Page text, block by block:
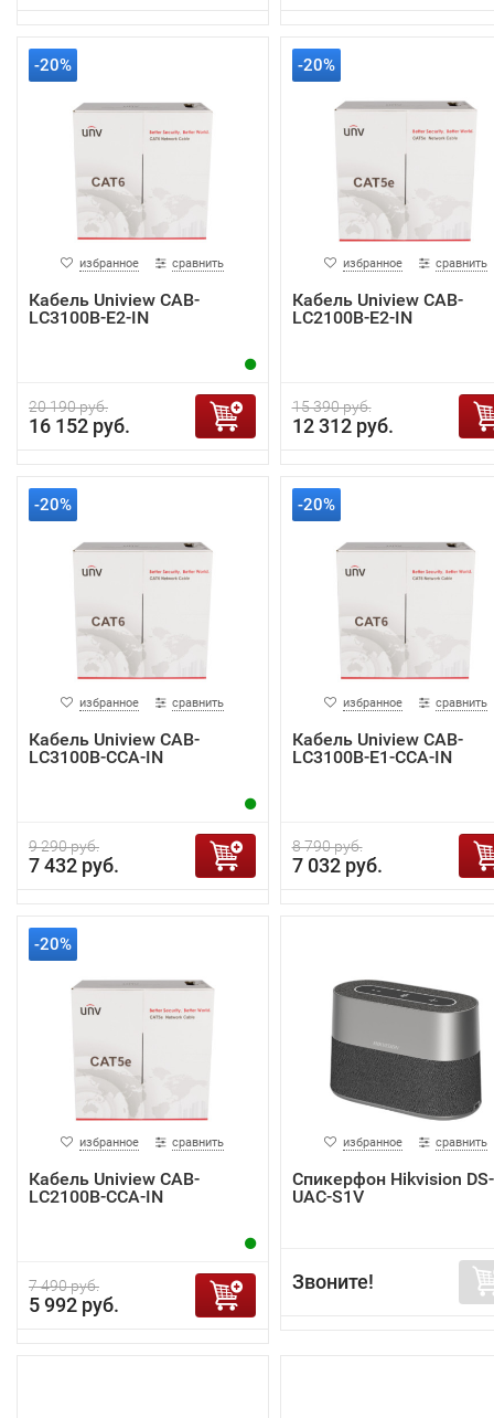
-20%
избранное сравнить
Кабель Uniview CAB-
LC3100B-E2-IN
20 190 руб.
16 152 руб.
-20%
избранное сравнить
Кабель Uniview CAB-
LC2100B-E2-IN
15 390 руб.
12 312 руб.
-20%
избранное сравнить
Кабель Uniview CAB-
LC3100B-CCA-IN
9 290 руб.
7 432 руб.
-20%
избранное сравнить
Кабель Uniview CAB-
LC3100B-E1-CCA-IN
8 790 руб.
7 032 руб.
-20%
избранное сравнить
Кабель Uniview CAB-
LC2100B-CCA-IN
7 490 руб.
5 992 руб.
избранное сравнить
Спикерфон Hikvision DS-
UAC-S1V
Звоните!